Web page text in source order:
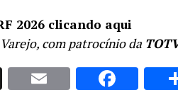
2026 clicando aqui
com patrocínio da
X Email